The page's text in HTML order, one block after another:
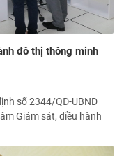
đô thị thông minh
số 2344/QĐ-UBND
Giám sát, điều hành